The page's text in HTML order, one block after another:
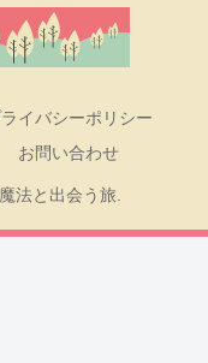
イバシーポリシー
お問い合わせ
法と出会う旅.